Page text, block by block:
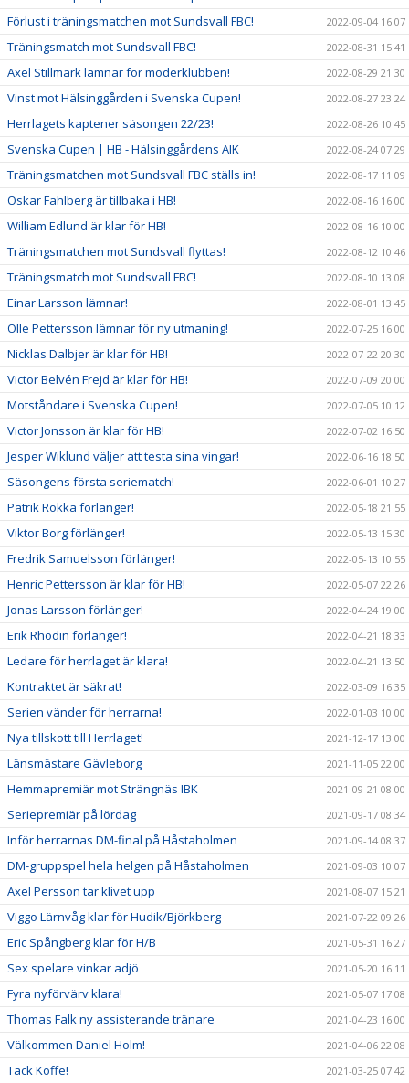
Förlust i träningsmatchen mot Sundsvall FBC! 2022-09-04 16:07
Träningsmatch mot Sundsvall FBC! 2022-08-31 15:41
Axel Stillmark lämnar för moderklubben! 2022-08-29 21:30
Vinst mot Hälsinggården i Svenska Cupen! 2022-08-27 23:24
Herrlagets kaptener säsongen 22/23! 2022-08-26 10:45
Svenska Cupen | HB - Hälsinggårdens AIK 2022-08-24 07:29
Träningsmatchen mot Sundsvall FBC ställs in! 2022-08-17 11:09
Oskar Fahlberg är tillbaka i HB! 2022-08-16 16:00
William Edlund är klar för HB! 2022-08-16 10:00
Träningsmatchen mot Sundsvall flyttas! 2022-08-12 10:46
Träningsmatch mot Sundsvall FBC! 2022-08-10 13:08
Einar Larsson lämnar! 2022-08-01 13:45
Olle Pettersson lämnar för ny utmaning! 2022-07-25 16:00
Nicklas Dalbjer är klar för HB! 2022-07-22 20:30
Victor Belvén Frejd är klar för HB! 2022-07-09 20:00
Motståndare i Svenska Cupen! 2022-07-05 10:12
Victor Jonsson är klar för HB! 2022-07-02 16:50
Jesper Wiklund väljer att testa sina vingar! 2022-06-16 18:50
Säsongens första seriematch! 2022-06-01 10:27
Patrik Rokka förlänger! 2022-05-18 21:55
Viktor Borg förlänger! 2022-05-13 15:30
Fredrik Samuelsson förlänger! 2022-05-13 10:55
Henric Pettersson är klar för HB! 2022-05-07 22:26
Jonas Larsson förlänger! 2022-04-24 19:00
Erik Rhodin förlänger! 2022-04-21 18:33
Ledare för herrlaget är klara! 2022-04-21 13:50
Kontraktet är säkrat! 2022-03-09 16:35
Serien vänder för herrarna! 2022-01-03 10:00
Nya tillskott till Herrlaget! 2021-12-17 13:00
Länsmästare Gävleborg 2021-11-05 22:00
Hemmapremiär mot Strängnäs IBK 2021-09-21 08:00
Seriepremiär på lördag 2021-09-17 08:34
Inför herrarnas DM-final på Håstaholmen 2021-09-14 08:37
DM-gruppspel hela helgen på Håstaholmen 2021-09-03 10:07
Axel Persson tar klivet upp 2021-08-07 15:21
Viggo Lärnvåg klar för Hudik/Björkberg 2021-07-22 09:26
Eric Spångberg klar för H/B 2021-05-31 16:27
Sex spelare vinkar adjö 2021-05-20 16:11
Fyra nyförvärv klara! 2021-05-07 17:08
Thomas Falk ny assisterande tränare 2021-04-23 16:00
Välkommen Daniel Holm! 2021-04-06 22:08
Tack Koffe! 2021-03-25 07:42